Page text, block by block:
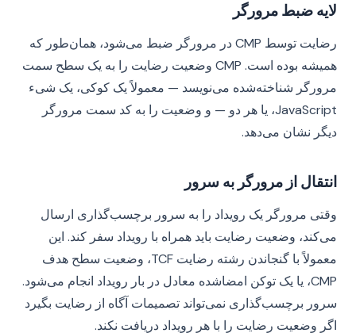
لایه ضبط مرورگر
رضایت توسط CMP در مرورگر ضبط می‌شود، همان‌طور که
همیشه بوده است. CMP وضعیت رضایت را به یک سطح سمت
مرورگر شناخته‌شده می‌نویسد — معمولاً یک کوکی، یک شیء
JavaScript، یا هر دو — و وضعیت را به کد سمت مرورگر
دیگر نشان می‌دهد.
انتقال از مرورگر به سرور
وقتی مرورگر یک رویداد را به سرور برچسب‌گذاری ارسال
می‌کند، وضعیت رضایت باید همراه با رویداد سفر کند. این
معمولاً با گنجاندن رشته رضایت TCF، وضعیت سطح هدف
CMP، یا یک توکن امضاشده معادل در بار رویداد انجام می‌شود.
سرور برچسب‌گذاری نمی‌تواند تصمیمات آگاه از رضایت بگیرد
اگر وضعیت رضایت را با هر رویداد دریافت نکند.